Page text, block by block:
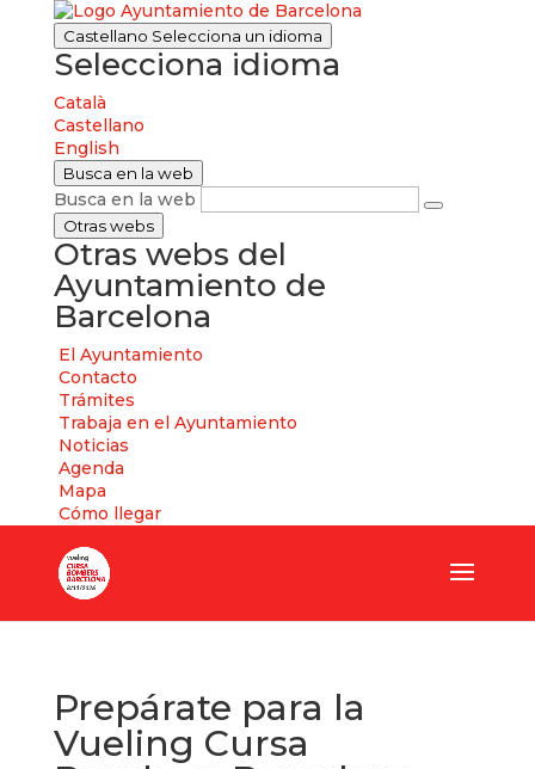
Castellano Selecciona un idioma
Selecciona idioma
Català
Castellano
English
Busca en la web
Busca en la web
Otras webs
Otras webs del
Ayuntamiento de
Barcelona
El Ayuntamiento
Contacto
Trámites
Trabaja en el Ayuntamiento
Noticias
Agenda
Mapa
Cómo llegar
Prepárate para la
Vueling Cursa